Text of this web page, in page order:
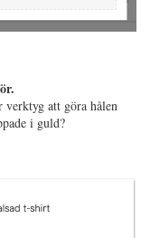
att göra hålen
i guld?